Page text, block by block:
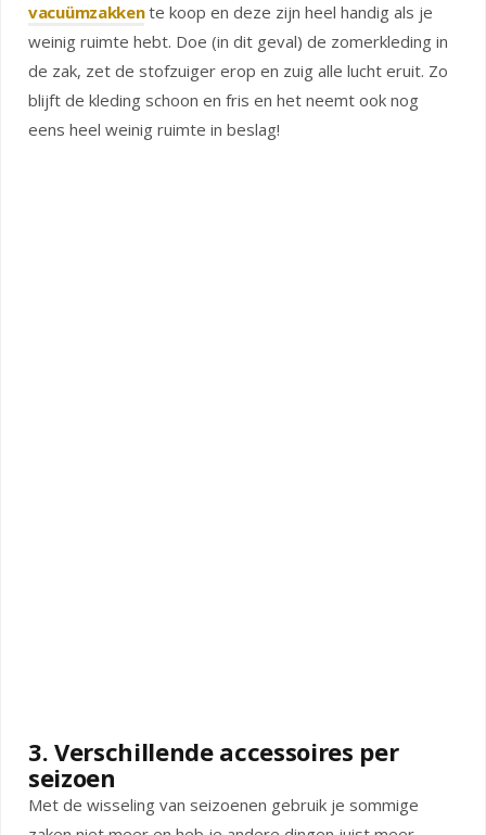
vacuümzakkente koop en deze zijn heel handig als je
weinig ruimte hebt. Doe (in dit geval) de zomerkleding in
de zak, zet de stofzuiger erop en zuig alle lucht eruit. Zo
blijft de kleding schoon en fris en het neemt ook nog
eens heel weinig ruimte in beslag!
3. Verschillende accessoires per
seizoen
Met de wisseling van seizoenen gebruik je sommige